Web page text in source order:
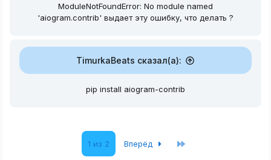
Python:
pip install - -upgrade aiogram
Как запустить:
Запустите файл: mafia_bot.py.
ModuleNotFoundError: No module named
'aiogram.contrib' выдает эту ошибку, что делать ?
TimurkaBeats сказал(а):
pip install aiogram-contrib
1 из 2 Вперёд